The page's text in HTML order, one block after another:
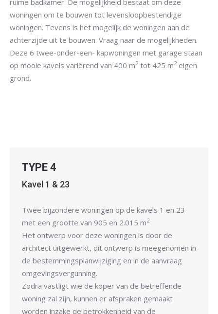
woningen om te bouwen tot levensloopbestendige
woningen. Tevens is het mogelijk de woningen aan de
achterzijde uit te bouwen. Vraag naar de mogelijkheden.
Deze 6 twee-onder-een- kapwoningen met garage staan
op mooie kavels variërend van 400 m2tot 425 m2eigen
grond.
TYPE 4
Kavel 1 & 23
Twee bijzondere woningen op de kavels 1 en 23
met een grootte van 905 en 2.015 m2
Het ontwerp voor deze woningen is door de
architect uitgewerkt, dit ontwerp is meegenomen in
de bestemmingsplanwijziging en in de aanvraag
omgevingsvergunning.
Zodra vastligt wie de koper van de betreffende
woning zal zijn, kunnen er afspraken gemaakt
worden inzake de betrokkenheid van de